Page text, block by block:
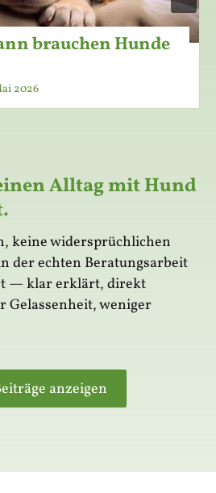
brauchen Hunde
2026
Alltag mit Hund
keine widersprüchlichen
der echten Beratungsarbeit
— klar erklärt, direkt
Gelassenheit, weniger
anzeigen